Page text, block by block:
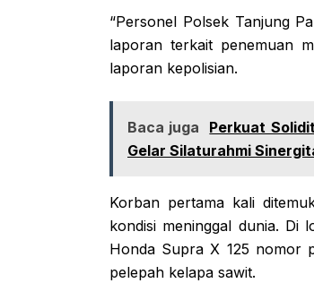
“Personel Polsek Tanjung
laporan terkait penemuan
laporan kepolisian.
Baca juga
Perkuat
Gelar Silaturahmi
Korban pertama kali
kondisi meninggal dunia. Di
Honda Supra X 125 nomor
pelepah kelapa sawit.